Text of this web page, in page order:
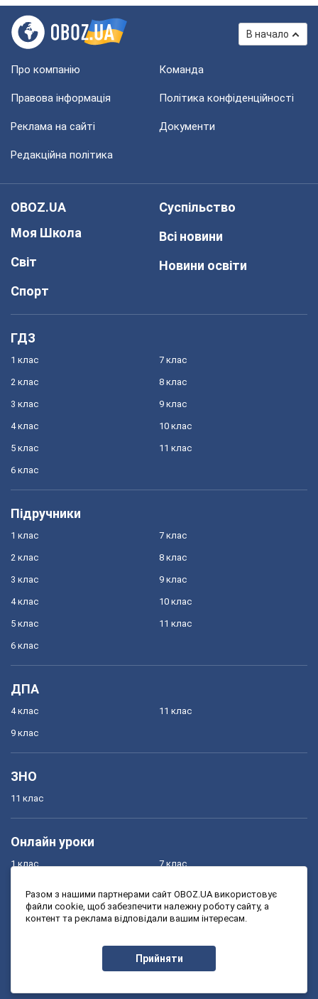
В начало
Про компанію Команда
Правова інформація Політика конфіденційності
Реклама на сайті Документи
Редакційна політика
OBOZ.UA
Моя Школа
Світ
Спорт
Суспільство
Всі новини
Новини освіти
ГДЗ
1 клас
2 клас
3 клас
4 клас
5 клас
6 клас
7 клас
8 клас
9 клас
10 клас
11 клас
Підручники
1 клас
2 клас
3 клас
4 клас
5 клас
6 клас
7 клас
8 клас
9 клас
10 клас
11 клас
ДПА
4 клас
9 клас
11 клас
ЗНО
11 клас
Онлайн уроки
1 клас
3 клас
7 клас
9 клас
Разом з нашими партнерами сайт OBOZ.UA використовує
файли cookie, щоб забезпечити належну роботу сайту, а
контент та реклама відповідали вашим інтересам.
Прийняти